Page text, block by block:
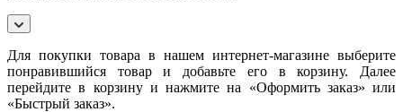
Для покупки товара в нашем интернет-магазине выберите
понравившийся товар и добавьте его в корзину. Далее
перейдите в корзину и нажмите на «Оформить заказ» или
«Быстрый заказ».